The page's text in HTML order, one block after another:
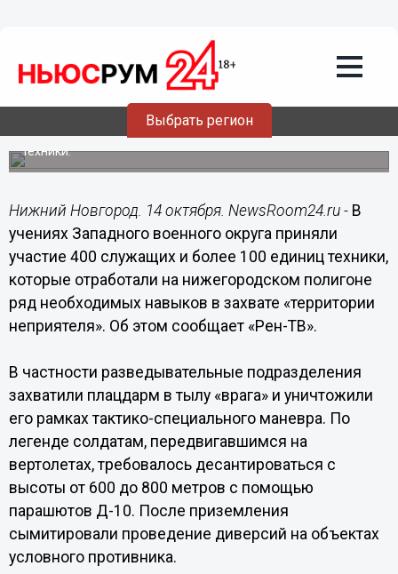
Выбрать регион
14.10.202006:49
Под Нижним Новгородом разведчики
десантировались с вертолетов
Всего было задействовано свыше 100 единиц боевой
техники.
Нижний Новгород. 14 октября. NewsRoom24.ru - В
учениях Западного военного округа приняли
участие 400 служащих и более 100 единиц техники,
которые отработали на нижегородском полигоне
ряд необходимых навыков в захвате «территории
неприятеля». Об этом сообщает «Рен-ТВ».
В частности разведывательные подразделения
захватили плацдарм в тылу «врага» и уничтожили
его рамках тактико-специального маневра. По
легенде солдатам, передвигавшимся на
вертолетах, требовалось десантироваться с
высоты от 600 до 800 метров с помощью
парашютов Д-10. После приземления
сымитировали проведение диверсий на объектах
условного противника.